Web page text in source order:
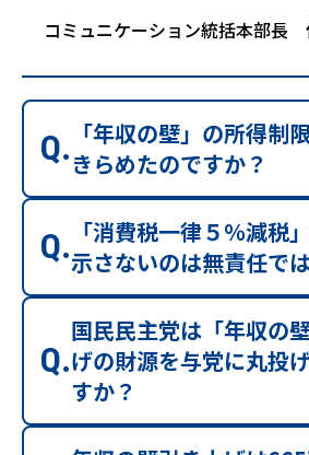
コミュニケーション統括本部長
「年収の壁」の所得制
きらめたのですか？
「消費税一律５％減税
示さないのは無責任で
国民民主党は「年収の
げの財源を与党に丸投
すか？